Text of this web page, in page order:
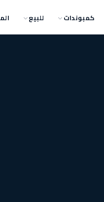
كمبوندات للبيع